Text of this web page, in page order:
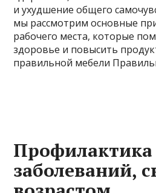
и ухудшение общего
мы рассмотрим основные
рабочего места, которые
здоровье и повысить
правильной мебели
Профилактика
заболеваний,